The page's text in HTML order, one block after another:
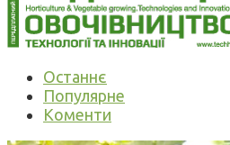
Останнє
Популярне
Коменти